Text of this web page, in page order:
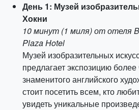
День 1: Музей
Хокни
10 минут (1 миля) от отеля
Plaza Hotel
Музей изобразительных
предлагает экспозицию
знаменитого английского
стоит посетить всем, кто
увидеть уникальные